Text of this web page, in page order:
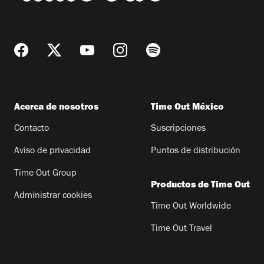
Acerca de nosotros
Contacto
Aviso de privacidad
Time Out Group
Administrar cookies
Time Out México
Suscripciones
Puntos de distribución
Productos de Time Out
Time Out Worldwide
Time Out Travel